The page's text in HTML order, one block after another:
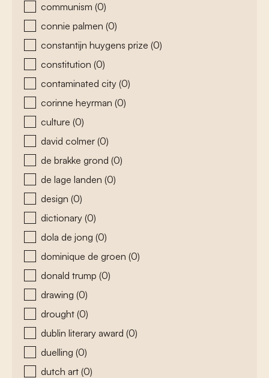
communism (0)
connie palmen (0)
constantijn huygens prize (0)
constitution (0)
contaminated city (0)
corinne heyrman (0)
culture (0)
david colmer (0)
de brakke grond (0)
de lage landen (0)
design (0)
dictionary (0)
dola de jong (0)
dominique de groen (0)
donald trump (0)
drawing (0)
drought (0)
dublin literary award (0)
duelling (0)
dutch art (0)